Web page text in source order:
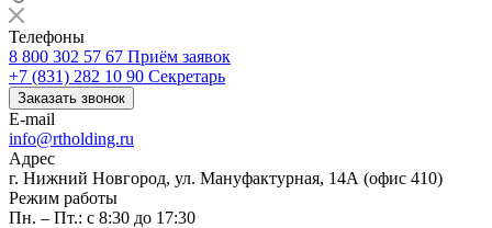
Телефоны
8 800 302 57 67 Приём заявок
+7 (831) 282 10 90 Секретарь
Заказать звонок
E-mail
info@rtholding.ru
Адрес
г. Нижний Новгород, ул. Мануфактурная, 14А (офис 410)
Режим работы
Пн. – Пт.: с 8:30 до 17:30